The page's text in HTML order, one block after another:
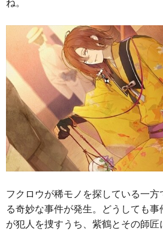
フクロウが稀モノを探している一
る奇妙な事件が発生。どうしても
が犯人を捜すうち、紫鶴とその師